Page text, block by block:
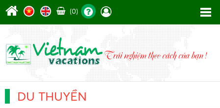
(0)
DU THUYỀN